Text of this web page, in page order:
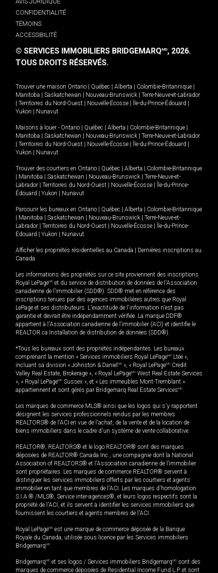
CONFIDENTIALITÉ
TÉMOINS
ACCESSIBILITÉ
© SERVICES IMMOBILIERS BRIDGEMARQMD, 2026.
TOUS DROITS RÉSERVÉS.
Trouver une maison Ontario Québec Alberta Colombie-Britannique
Manitoba
Saskatchewan Nouveau-Brunswick
Terre-Neuve-et-Labrador
Territoires du Nord-Ouest Nouvelle-Écosse Île-du-Prince-Édouard
Yukon
Nunavut.
Maisons à louer - Ontario Québec Alberta Colombie-Britannique
Manitoba
Saskatchewan Nouveau-Brunswick
Terre-Neuve-et-Labrador
Territoires du Nord-Ouest Nouvelle-Écosse Île-du-Prince-Édouard
Yukon
Nunavut.
Trouver des courtiers en Ontario Québec Alberta
Colombie-Britannique
Manitoba Saskatchewan Nouveau-Brunswick
Terre-Neuve-et-
Labrador
Territoires du Nord-Ouest Nouvelle-Écosse
Île-du-Prince-
Édouard
Yukon Nunavut
Parcourir les bureaux en Ontario Québec Alberta
Colombie-Britannique
Manitoba Saskatchewan Nouveau-Brunswick
Terre-Neuve-et-
Labrador
Territoires du Nord-Ouest Nouvelle-Écosse
Île-du-Prince-
Édouard
Yukon Nunavut
Afficher les propriétés résidentielles au Canada
Dernières inscriptions au
Canada
Les informations des propriétés sur ce site proviennent des inscriptions
Royal LePageMD et du service de distribution de données de l'Association
canadienne de l’immobilier (SDD®). SDD® met en référence des
inscriptions tenues par des agences immobilières autres que Royal
LePage et ses distributeurs. L'exactitude de l'information n'est pas
garantie et devrait être indépendamment vérifiée. La marque DDF®
appartient à l'Association canadienne de l’immobilier (ACI) et identifie le
REALTOR.ca Installation de distribution de données (SDD®).
*Tous les bureaux sont des propriétés indépendantes. Les bureaux
comprenant la mention « Services immobiliers Royal LePageMD Ltée »,
incluant sa division « Johnston & Daniel MD », « Royal LePageMD Credit
Valley Real Estate, Brokerage », « Royal LePageMD West Real Estate Services
», « Royal LePageMD Sussex », et « Les immeubles Mont-Tremblant »
appartiennent et sont gérés par Bridgemarq Real Estate ServicesMD.
Les marques de commerce MLS® ainsi que les logos qui s'y rapportent
désignent les services professionnels rendus par les membres
REALTORS® de l'ACI en vue de l'achat, de la vente et de la location de
biens immobiliers dans le cadre d'un système de vente collaborative.
REALTOR®, REALTORS® et le logo REALTOR® sont des marques
déposées de REALTOR® Canada Inc., une compagnie dont la National
Association of REALTORS® et l'Association canadienne de l’immobilier
sont propriétaires. Les marques de commerce REALTOR® servent à
distinguer les services immobiliers offerts par les courtiers et agents
immobilier en tant que membres de l'ACI. Les marques d'homologation
S.I.A.® /MLS®, Service inter-agences®, et leurs logos respectifs sont la
propriété de l'ACI, et ils servent à identifier les services immobiliers que
fournissent les courtiers et agents membres de l'ACI.
Royal LePageMD est une marque de commerce déposée de la Banque
Royale du Canada, utilisée sous licence par les Services immobiliers
BridgemarqMD.
BridgemarqMD et ses logos / Services immobiliers BridgemarqMD sont des
marques de commerce déposées de Residential Income Fund L.P. et sont